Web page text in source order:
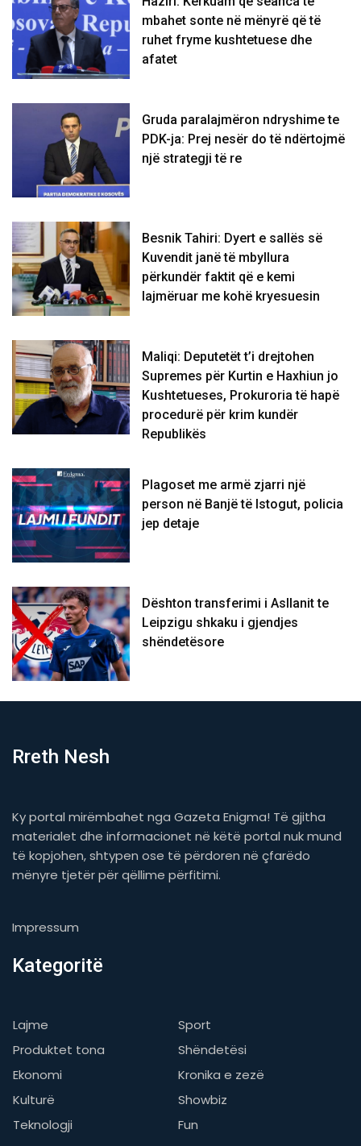
mbahet sonte në mënyrë që të
ruhet fryme kushtetuese dhe
afatet
Gruda paralajmëron ndryshime te
PDK-ja: Prej nesër do të ndërtojmë
një strategji të re
Besnik Tahiri: Dyert e sallës së
Kuvendit janë të mbyllura
përkundër faktit që e kemi
lajmëruar me kohë kryesuesin
Maliqi: Deputetët t’i drejtohen
Supremes për Kurtin e Haxhiun jo
Kushtetueses, Prokuroria të hapë
procedurë për krim kundër
Republikës
Plagoset me armë zjarri një
person në Banjë të Istogut, policia
jep detaje
Dështon transferimi i Asllanit te
Leipzigu shkaku i gjendjes
shëndetësore
Rreth Nesh
Ky portal mirëmbahet nga Gazeta Enigma! Të gjitha
materialet dhe informacionet në këtë portal nuk mund
të kopjohen, shtypen ose të përdoren në çfarëdo
mënyre tjetër për qëllime përfitimi.
Impressum
Kategoritë
Lajme
Sport
Produktet tona
Shëndetësi
Ekonomi
Kronika e zezë
Kulturë
Showbiz
Teknologji
Fun